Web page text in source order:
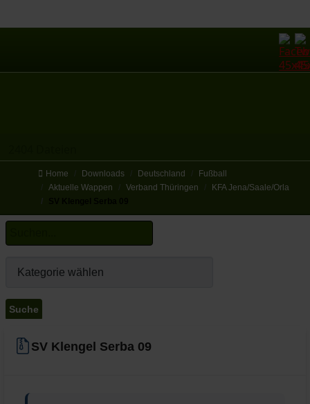
Home Downloads Deutschland
Fußball
Aktuelle Wappen
Verband Thüringen
KFA Jena/Saale/Orla
SV Klengel Serba 09